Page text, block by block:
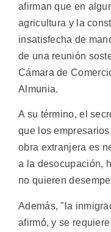
afirman que en
agricultura y la
insatisfecha de
de una reunión
Cámara de
Almunia.
A su término, el
que los
obra extranjera es
a la desocupación,
no quieren
Además, "la
afirmó, y se